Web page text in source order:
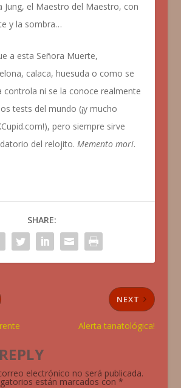
Jung, el Maestro del Maestro, con
y la sombra…
a esta Señora Muerte,
calaca, huesuda o como se
controla ni se la conoce realmente
tests del mundo (¡y mucho
pero siempre sirve
del relojito. Memento mori.
SHARE:
NEXT
Alerta tanatológica!
electrónico no será publicada.
están marcados con *